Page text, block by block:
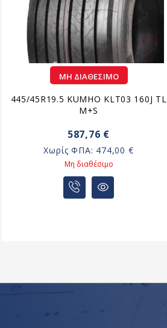
ΜΗ ΔΙΑΘΈΣΙΜΟ
445/45R19.5 KUMHO KLT03 160J TL
M+S
587,76 €
Χωρίς ΦΠΑ: 474,00 €
Μη διαθέσιμο